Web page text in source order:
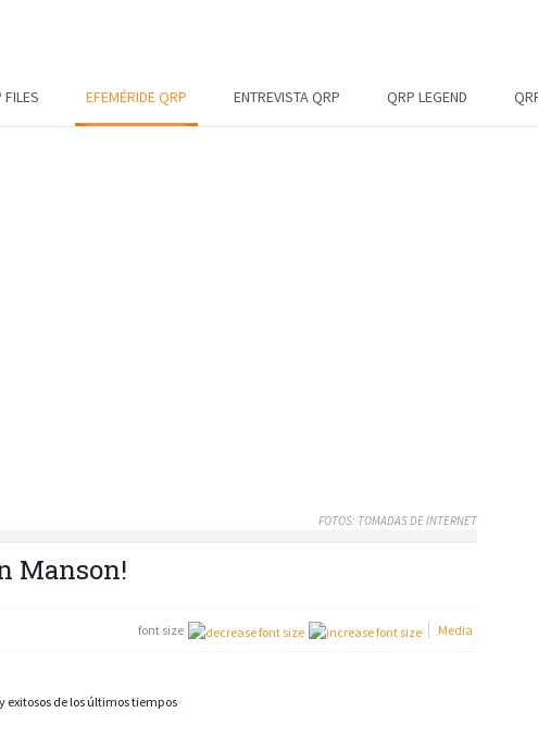
FILES EFEMÉRIDE QRP ENTREVISTA QRP QRP LEGEND
FOTOS: TOMADAS DE INTERNET
Manson!
font size Media
exitosos de los últimos tiempos